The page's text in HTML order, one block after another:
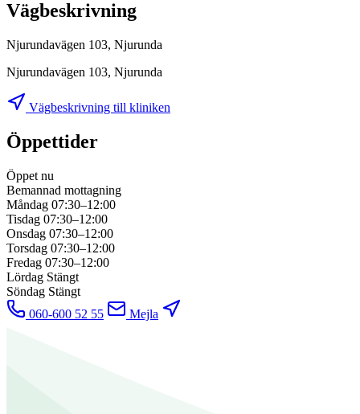
Vägbeskrivning
Njurundavägen 103, Njurunda
Njurundavägen 103, Njurunda
Vägbeskrivning till kliniken
Öppettider
Öppet nu
Bemannad mottagning
Måndag 07:30–12:00
Tisdag 07:30–12:00
Onsdag 07:30–12:00
Torsdag 07:30–12:00
Fredag 07:30–12:00
Lördag Stängt
Söndag Stängt
060-600 52 55
Mejla